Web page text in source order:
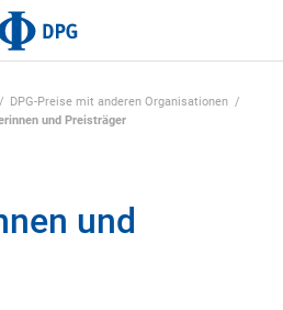
DPG-Preise mit anderen Organisationen
und Preisträger
und